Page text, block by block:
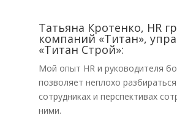
Татьяна Кротенко, HR
компаний «Титан»,
«Титан Строй»:
Мой опыт HR и руководителя
позволяет неплохо
сотрудниках и перспективах
ними.